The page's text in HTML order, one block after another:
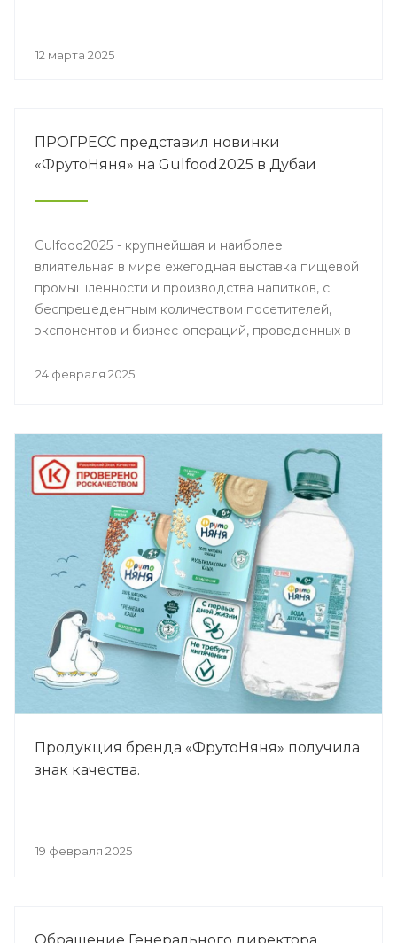
12 марта 2025
ПРОГРЕСС представил новинки
«ФрутоНяня» на Gulfood2025 в Дубаи
Gulfood2025 - крупнейшая и наиболее
влиятельная в мире ежегодная выставка пищевой
промышленности и производства напитков, с
беспрецедентным количеством посетителей,
экспонентов и бизнес-операций, проведенных в
24 февраля 2025
Продукция бренда «ФрутоНяня» получила
знак качества.
19 февраля 2025